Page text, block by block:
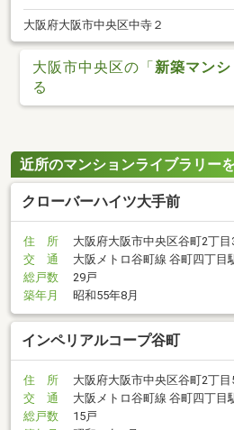
大阪府大阪市中央区中寺２
大阪市中央区の「新築マン
る
近所のマンションライブラリー
クローバーハイツ大手前
住 所
大阪府大阪市中央区谷町2丁目
交 通
大阪メトロ谷町線 谷町四丁目
総戸数
29戸
築年月
昭和55年8月
インペリアルコープ谷町
住 所
大阪府大阪市中央区谷町2丁目
交 通
大阪メトロ谷町線 谷町四丁目
総戸数
15戸